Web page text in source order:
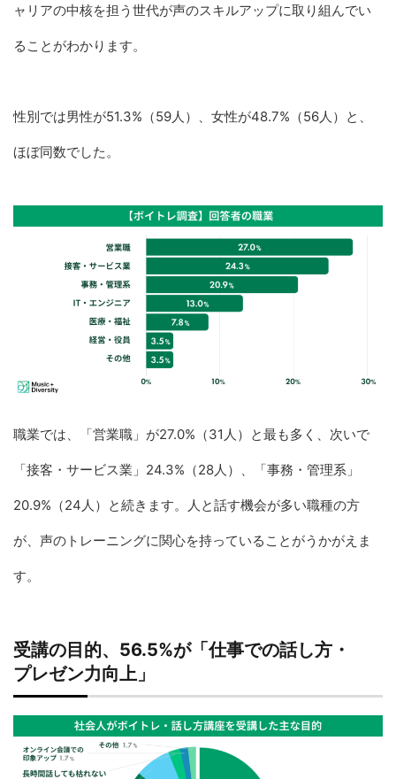
ャリアの中核を担う世代が声のスキルアップに取り組んでい
ることがわかります。
性別では男性が51.3%（59人）、女性が48.7%（56人）と、
ほぼ同数でした。
職業では、「営業職」が27.0%（31人）と最も多く、次いで
「接客・サービス業」24.3%（28人）、「事務・管理系」
20.9%（24人）と続きます。人と話す機会が多い職種の方
が、声のトレーニングに関心を持っていることがうかがえま
す。
受講の目的、56.5%が「仕事での話し方・
プレゼン力向上」